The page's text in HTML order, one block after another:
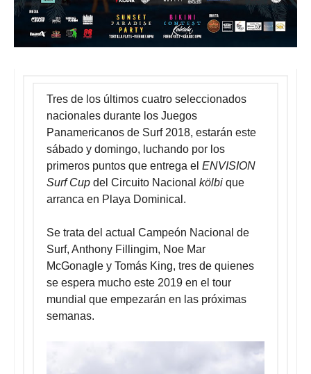
Tres de los últimos cuatro seleccionados
nacionales durante los Juegos
Panamericanos de Surf 2018, estarán este
sábado y domingo, luchando por los
primeros puntos que entrega el ENVISION
Surf Cup del Circuito Nacional kölbi que
arranca en Playa Dominical.
Se trata del actual Campeón Nacional de
Surf, Anthony Fillingim, Noe Mar
McGonagle y Tomás King, tres de quienes
se espera mucho este 2019 en el tour
mundial que empezarán en las próximas
semanas.